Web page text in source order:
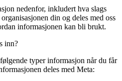
nedenfor, inkludert hva slags
din og deles med oss
informasjonen kan bli brukt.
inn?
typer informasjon når du får
deles med Meta: